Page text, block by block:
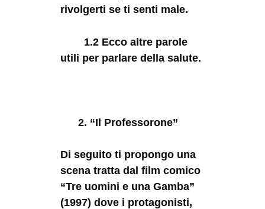
rivolgerti se ti senti male.
1.2 Ecco altre parole
utili per parlare della salute.
2. “Il Professorone”
Di seguito ti propongo una
scena tratta dal film comico
“Tre uomini e una Gamba”
(1997) dove i protagonisti,